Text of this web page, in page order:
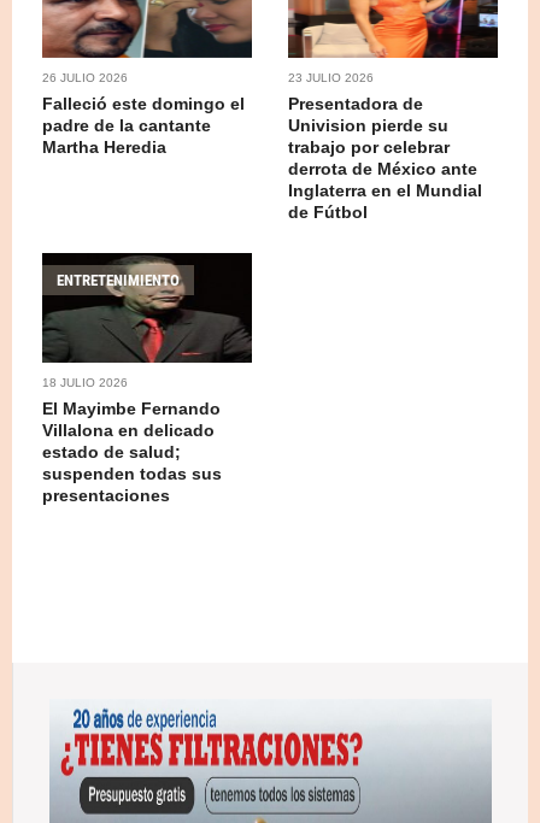
26 JULIO 2026
Falleció este domingo el
padre de la cantante
Martha Heredia
23 JULIO 2026
Presentadora de
Univision pierde su
trabajo por celebrar
derrota de México ante
Inglaterra en el Mundial
de Fútbol
ENTRETENIMIENTO
18 JULIO 2026
El Mayimbe Fernando
Villalona en delicado
estado de salud;
suspenden todas sus
presentaciones